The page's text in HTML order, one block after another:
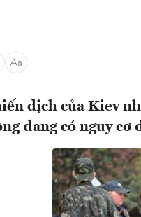
dịch của Kiev
đang có nguy cơ